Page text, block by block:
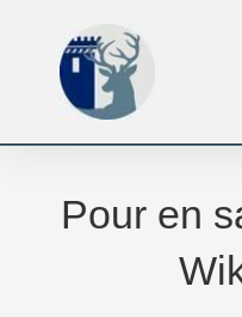
Pour en